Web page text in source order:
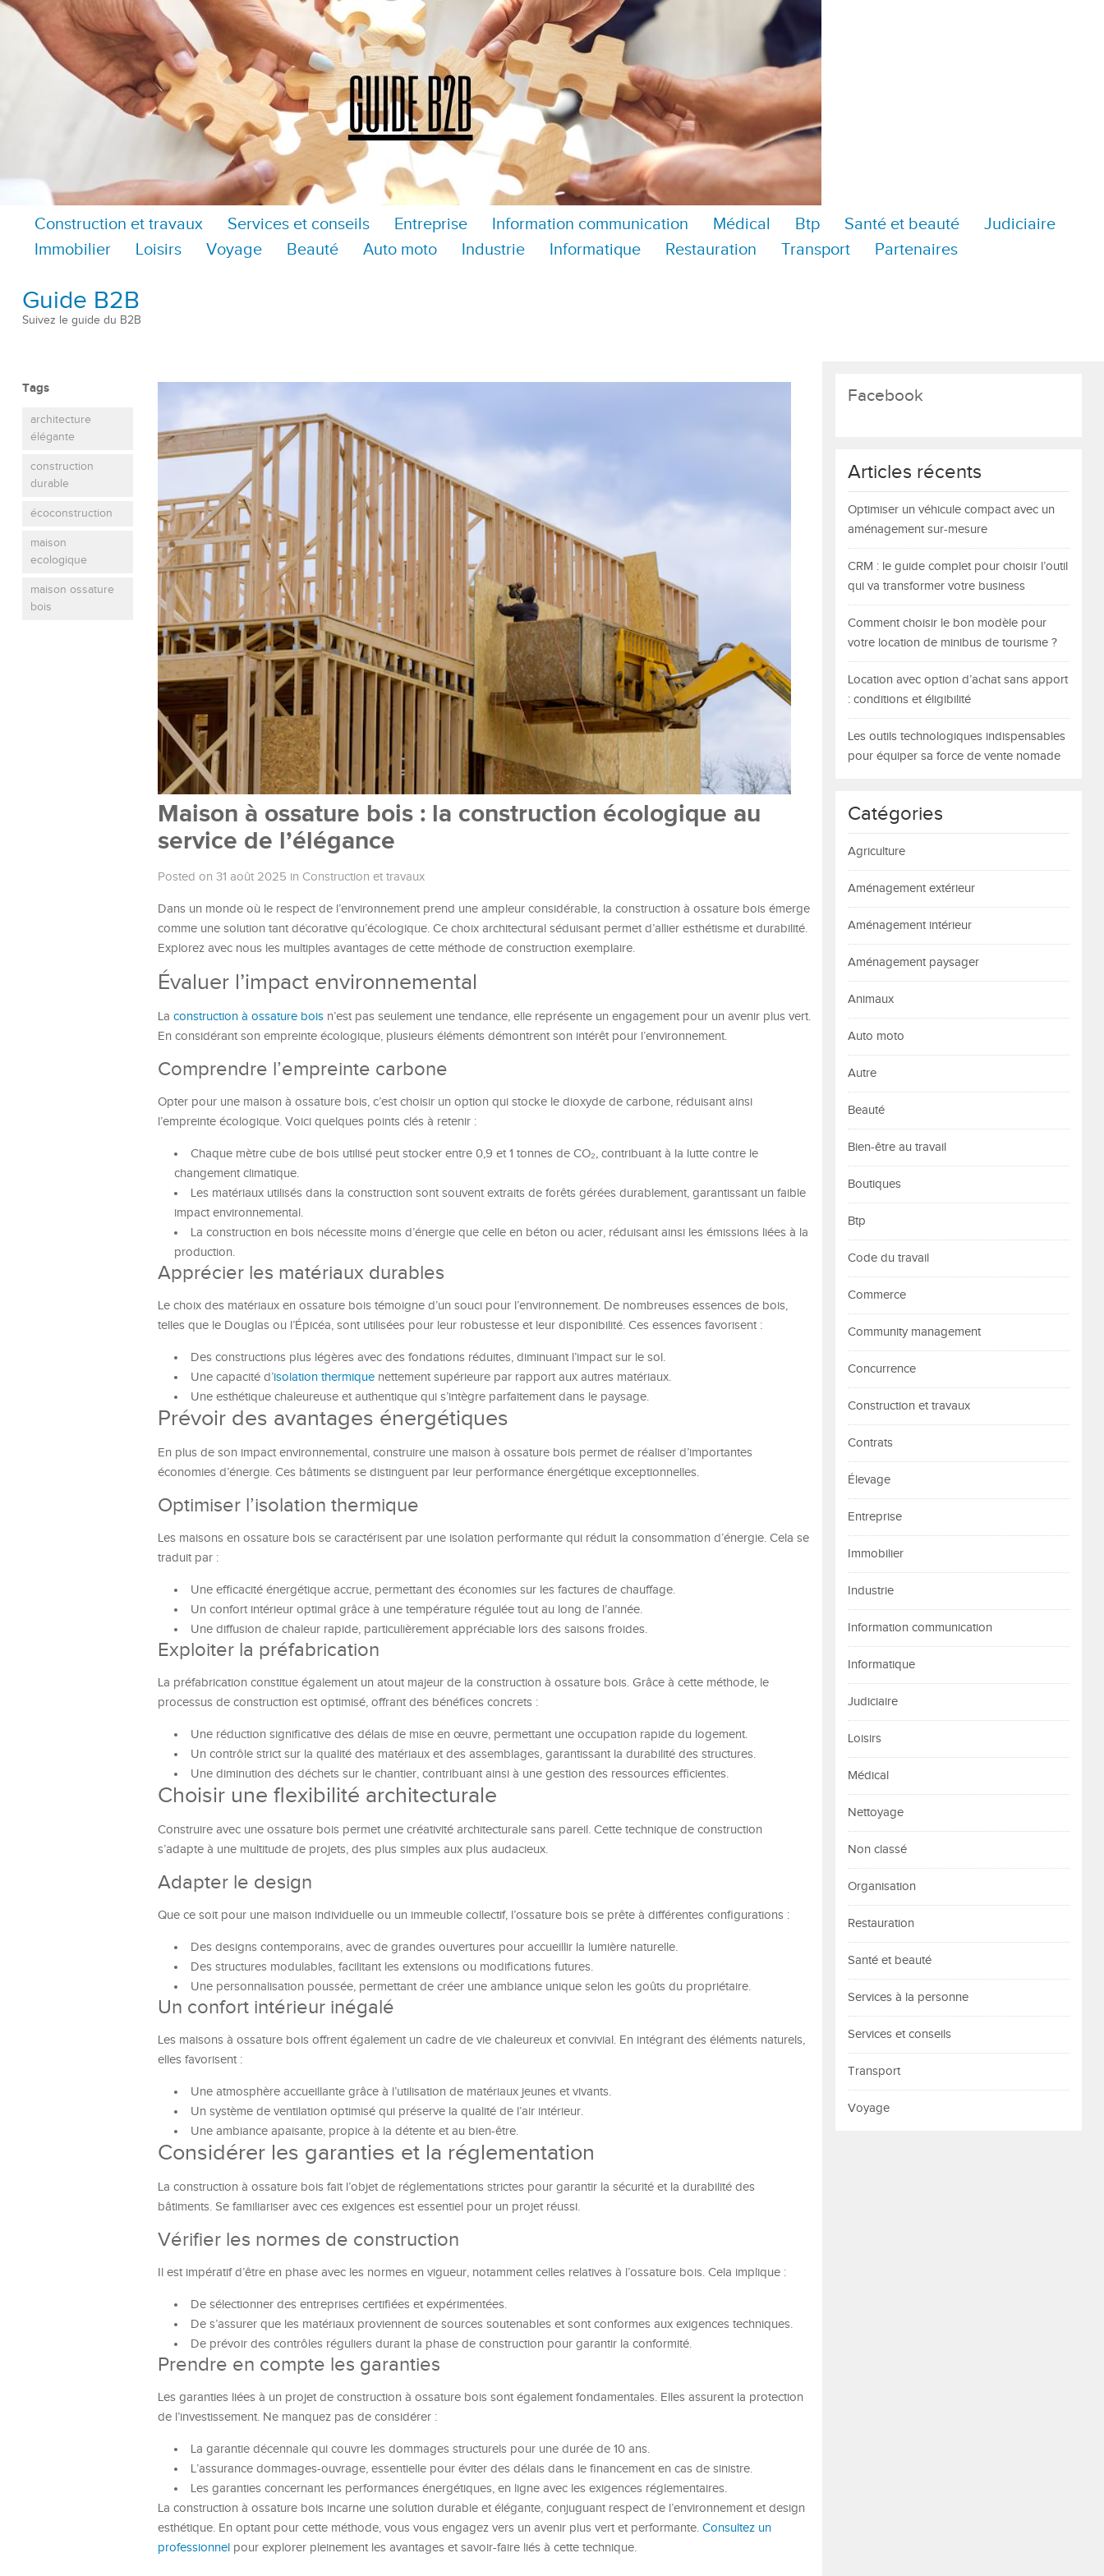
Construction et travaux Services et conseils Entreprise Information communication Médical Btp Santé et beauté
Judiciaire
Immobilier
Loisirs Voyage Beauté Auto moto Industrie Informatique Restauration Transport Partenaires
Guide B2B
Suivez le guide du B2B
Tags
architecture
élégante
construction
durable
écoconstruction
maison
ecologique
maison ossature
bois
Maison à ossature bois : la construction écologique au
service de l’élégance
Posted on 31 août 2025 in Construction et travaux
Dans un monde où le respect de l’environnement prend une ampleur considérable, la construction à ossature bois émerge
comme une solution tant décorative qu’écologique. Ce choix architectural séduisant permet d’allier esthétisme et durabilité.
Explorez avec nous les multiples avantages de cette méthode de construction exemplaire.
Évaluer l’impact environnemental
La construction à ossature bois n’est pas seulement une tendance, elle représente un engagement pour un avenir plus vert.
En considérant son empreinte écologique, plusieurs éléments démontrent son intérêt pour l’environnement.
Comprendre l’empreinte carbone
Opter pour une maison à ossature bois, c’est choisir un option qui stocke le dioxyde de carbone, réduisant ainsi
l’empreinte écologique. Voici quelques points clés à retenir :
Chaque mètre cube de bois utilisé peut stocker entre 0,9 et 1 tonnes de CO₂, contribuant à la lutte contre le
changement climatique.
Les matériaux utilisés dans la construction sont souvent extraits de forêts gérées durablement, garantissant un faible
impact environnemental.
La construction en bois nécessite moins d’énergie que celle en béton ou acier, réduisant ainsi les émissions liées à la
production.
Apprécier les matériaux durables
Le choix des matériaux en ossature bois témoigne d’un souci pour l’environnement. De nombreuses essences de bois,
telles que le Douglas ou l’Épicéa, sont utilisées pour leur robustesse et leur disponibilité. Ces essences favorisent :
Des constructions plus légères avec des fondations réduites, diminuant l’impact sur le sol.
Une capacité d’isolation thermique nettement supérieure par rapport aux autres matériaux.
Une esthétique chaleureuse et authentique qui s’intègre parfaitement dans le paysage.
Prévoir des avantages énergétiques
En plus de son impact environnemental, construire une maison à ossature bois permet de réaliser d’importantes
économies d’énergie. Ces bâtiments se distinguent par leur performance énergétique exceptionnelles.
Optimiser l’isolation thermique
Les maisons en ossature bois se caractérisent par une isolation performante qui réduit la consommation d’énergie. Cela se
traduit par :
Une efficacité énergétique accrue, permettant des économies sur les factures de chauffage.
Un confort intérieur optimal grâce à une température régulée tout au long de l’année.
Une diffusion de chaleur rapide, particulièrement appréciable lors des saisons froides.
Exploiter la préfabrication
La préfabrication constitue également un atout majeur de la construction à ossature bois. Grâce à cette méthode, le
processus de construction est optimisé, offrant des bénéfices concrets :
Une réduction significative des délais de mise en œuvre, permettant une occupation rapide du logement.
Un contrôle strict sur la qualité des matériaux et des assemblages, garantissant la durabilité des structures.
Une diminution des déchets sur le chantier, contribuant ainsi à une gestion des ressources efficientes.
Choisir une flexibilité architecturale
Construire avec une ossature bois permet une créativité architecturale sans pareil. Cette technique de construction
s’adapte à une multitude de projets, des plus simples aux plus audacieux.
Adapter le design
Que ce soit pour une maison individuelle ou un immeuble collectif, l’ossature bois se prête à différentes configurations :
Des designs contemporains, avec de grandes ouvertures pour accueillir la lumière naturelle.
Des structures modulables, facilitant les extensions ou modifications futures.
Une personnalisation poussée, permettant de créer une ambiance unique selon les goûts du propriétaire.
Un confort intérieur inégalé
Les maisons à ossature bois offrent également un cadre de vie chaleureux et convivial. En intégrant des éléments naturels,
elles favorisent :
Une atmosphère accueillante grâce à l’utilisation de matériaux jeunes et vivants.
Un système de ventilation optimisé qui préserve la qualité de l’air intérieur.
Une ambiance apaisante, propice à la détente et au bien-être.
Considérer les garanties et la réglementation
La construction à ossature bois fait l’objet de réglementations strictes pour garantir la sécurité et la durabilité des
bâtiments. Se familiariser avec ces exigences est essentiel pour un projet réussi.
Vérifier les normes de construction
Il est impératif d’être en phase avec les normes en vigueur, notamment celles relatives à l’ossature bois. Cela implique :
De sélectionner des entreprises certifiées et expérimentées.
De s’assurer que les matériaux proviennent de sources soutenables et sont conformes aux exigences techniques.
De prévoir des contrôles réguliers durant la phase de construction pour garantir la conformité.
Prendre en compte les garanties
Les garanties liées à un projet de construction à ossature bois sont également fondamentales. Elles assurent la protection
de l’investissement. Ne manquez pas de considérer :
La garantie décennale qui couvre les dommages structurels pour une durée de 10 ans.
L’assurance dommages-ouvrage, essentielle pour éviter des délais dans le financement en cas de sinistre.
Les garanties concernant les performances énergétiques, en ligne avec les exigences réglementaires.
La construction à ossature bois incarne une solution durable et élégante, conjuguant respect de l’environnement et design
esthétique. En optant pour cette méthode, vous vous engagez vers un avenir plus vert et performante. Consultez un
professionnel pour explorer pleinement les avantages et savoir-faire liés à cette technique.
Facebook
Articles récents
Optimiser un véhicule compact avec un
aménagement sur-mesure
CRM : le guide complet pour choisir l’outil
qui va transformer votre business
Comment choisir le bon modèle pour
votre location de minibus de tourisme ?
Location avec option d’achat sans apport
: conditions et éligibilité
Les outils technologiques indispensables
pour équiper sa force de vente nomade
Catégories
Agriculture
Aménagement extérieur
Aménagement intérieur
Aménagement paysager
Animaux
Auto moto
Autre
Beauté
Bien-être au travail
Boutiques
Btp
Code du travail
Commerce
Community management
Concurrence
Construction et travaux
Contrats
Élevage
Entreprise
Immobilier
Industrie
Information communication
Informatique
Judiciaire
Loisirs
Médical
Nettoyage
Non classé
Organisation
Restauration
Santé et beauté
Services à la personne
Services et conseils
Transport
Voyage